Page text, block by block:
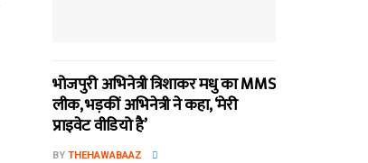
भोजपुरी अभिनेत्री त्रिशाकर मधु का MMS
लीक, भड़कीं अभिनेत्री ने कहा, ‘मेरी
प्राइवेट वीडियो है’
BY THEHAWABAAZ